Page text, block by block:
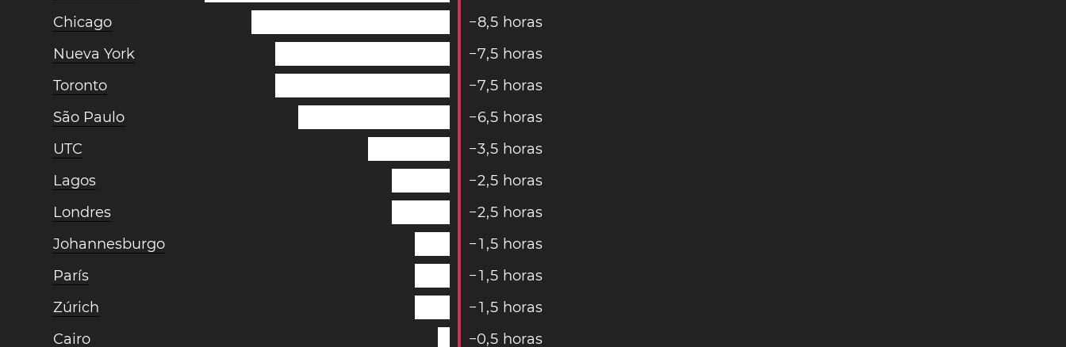
Chicago
−8,5 horas
Nueva York
−7,5 horas
Toronto
−7,5 horas
São Paulo
−6,5 horas
UTC
−3,5 horas
Lagos
−2,5 horas
Londres
−2,5 horas
Johannesburgo
−1 ,5 horas
París
−1 ,5 horas
Zúrich
−1 ,5 horas
Cairo
−0,5 horas